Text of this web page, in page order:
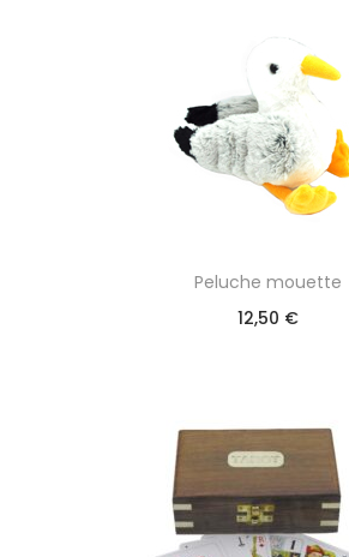
Peluche mouette
12,50 €